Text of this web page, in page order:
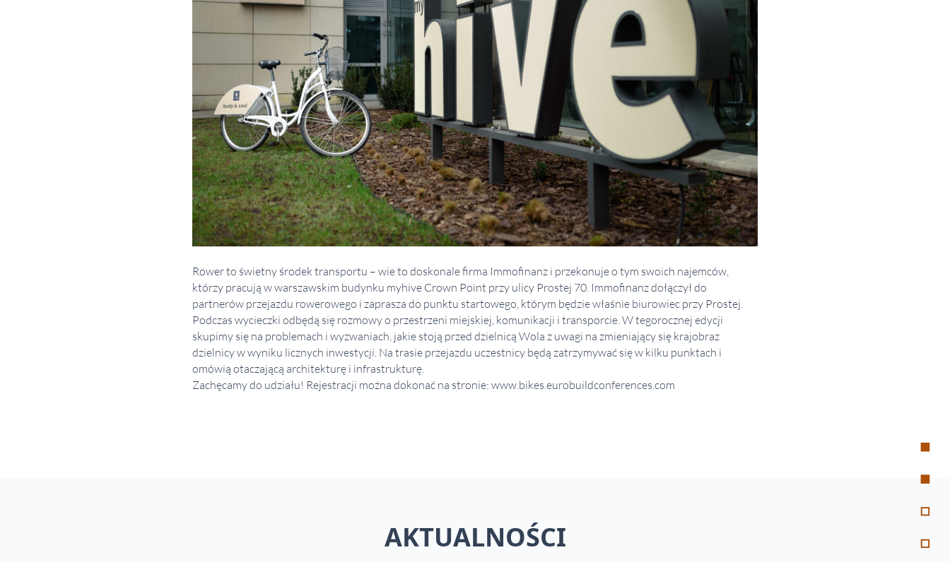
Rower to świetny środek transportu – wie to doskonale firma Immofinanz i przekonuje o tym swoich najemców,
którzy pracują w warszawskim budynku myhive Crown Point przy ulicy Prostej 70. Immofinanz dołączył do
partnerów przejazdu rowerowego i zaprasza do punktu startowego, którym będzie właśnie biurowiec przy Prostej.
Podczas wycieczki odbędą się rozmowy o przestrzeni miejskiej, komunikacji i transporcie. W tegorocznej edycji
skupimy się na problemach i wyzwaniach, jakie stoją przed dzielnicą Wola z uwagi na zmieniający się krajobraz
dzielnicy w wyniku licznych inwestycji. Na trasie przejazdu uczestnicy będą zatrzymywać się w kilku punktach i
omówią otaczającą architekturę i infrastrukturę.
Zachęcamy do udziału! Rejestracji można dokonać na stronie: www.bikes.eurobuildconferences.com
AKTUALNOŚCI